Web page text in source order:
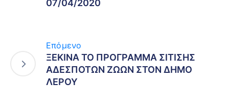
07/04/2020
Επόμενο
ΞΕΚΙΝΑ ΤΟ ΠΡΟΓΡΑΜΜΑ ΣΙΤΙΣΗΣ
ΑΔΕΣΠΟΤΩΝ ΖΩΩΝ ΣΤΟΝ ΔΗΜΟ
ΛΕΡΟΥ